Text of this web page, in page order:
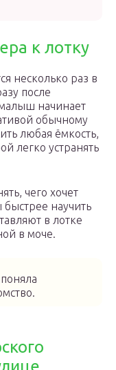
к лотку
несколько раз в
после
начинает
обычному
любая ёмкость,
легко устранять
чего хочет
научить
в лотке
в моче.